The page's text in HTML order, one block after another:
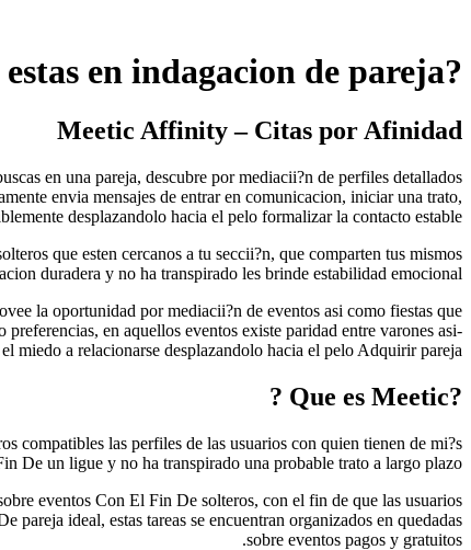
?Eres soltero asi­ como estas en indagacion de pareja?
Meetic Affinity – Citas por Afinidad
en una pareja, descubre por mediacii?n de perfiles detallados
envia mensajes de entrar en comunicacion, iniciar una trato,
desplazandolo hacia el pelo formalizar la contacto estable.
que esten cercanos a tu seccii?n, que comparten tus mismos
duradera y no ha transpirado les brinde estabilidad emocional.
la oportunidad por mediacii?n de eventos asi­ como fiestas que
preferencias, en aquellos eventos existe paridad entre varones asi­
miedo a relacionarse desplazandolo hacia el pelo Adquirir pareja.
?Que es Meetic ?
compatibles las perfiles de las usuarios con quien tienen de mi?s
De un ligue y no ha transpirado una probable trato a largo plazo.
eventos Con El Fin De solteros, con el fin de que las usuarios
pareja ideal, estas tareas se encuentran organizados en quedadas
sobre eventos pagos y gratuitos.